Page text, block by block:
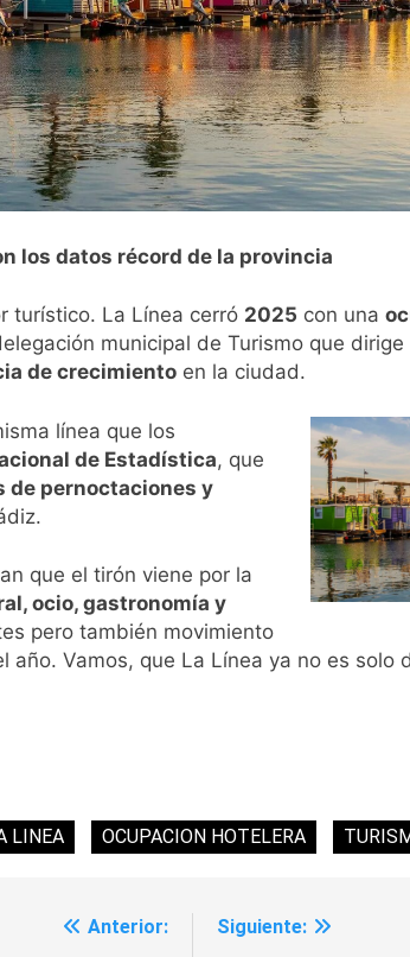
los datos récord de la provincia
turístico. La Línea cerró 2025 con una
municipal de Turismo que dirige
de crecimientoen la ciudad.
línea que los
de Estadística, que
de pernoctaciones y
que el tirón viene por la
ocio, gastronomía y
pero también movimiento
año. Vamos, que La Línea ya no es solo
LINEA OCUPACION HOTELERA
Anterior:
Siguiente: